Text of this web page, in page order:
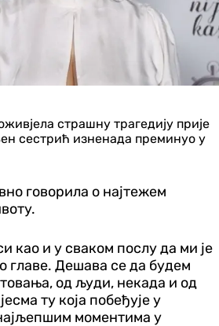
страшну трагедију прије
сестрић изненада преминуо у
говорила о најтежем
као и у сваком послу да ми је
главе. Дешава се да будем
од људи, некада и од
ту која побеђује у
моментима у